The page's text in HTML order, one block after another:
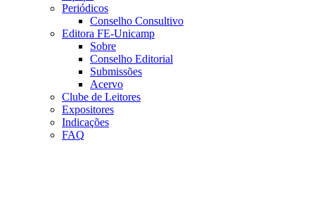
Periódicos
Conselho Consultivo
Editora FE-Unicamp
Sobre
Conselho Editorial
Submissões
Acervo
Clube de Leitores
Expositores
Indicações
FAQ